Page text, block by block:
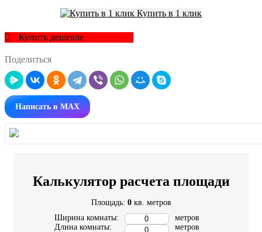
Купить в 1 клик
Купить дешевле
Поделиться
Написать в MAX
Калькулятор расчета площади
Площадь: 0 кв. метров
Ширина комнаты:
Длина комнаты:
метров
метров